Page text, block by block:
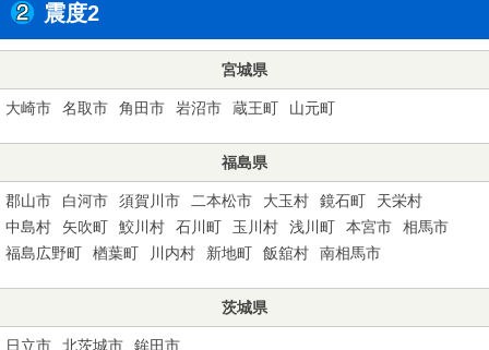
震度2
宮城県
大崎市 名取市 角田市 岩沼市 蔵王町 山元町
福島県
郡山市 白河市 須賀川市 二本松市 大玉村 鏡石町
天栄村
中島村
矢吹町 鮫川村 石川町 玉川村 浅川町 本宮市
相馬市
福島広野町
楢葉町 川内村 新地町 飯舘村 南相馬市
茨城県
日立市 北茨城市 鉾田市